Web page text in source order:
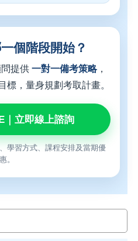
個階段開始？
提供 一對一備考策略，
標，量身規劃考取計畫。
｜立即線上諮詢
學習方式、課程安排及當期優
惠。